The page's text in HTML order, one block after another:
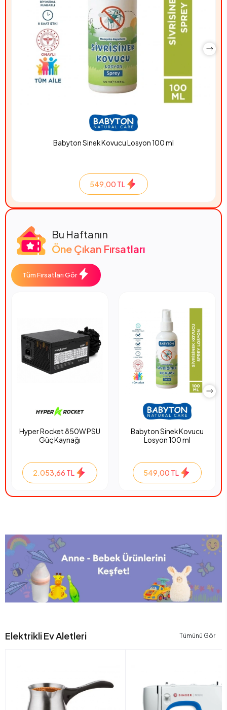
Babyton Sinek Kovucu Losyon 100 ml
549,00 TL
Bu Haftanın
Öne Çıkan Fırsatları
Tüm Fırsatları Gör
Hyper Rocket 850W PSU
Güç Kaynağı
2.053,66 TL
Babyton Sinek Kovucu
Losyon 100 ml
549,00 TL
Elektrikli Ev Aletleri Tümünü Gör